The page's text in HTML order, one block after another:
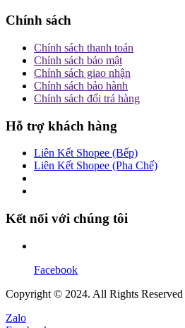
Chính sách
Chính sách thanh toán
Chính sách bảo mật
Chính sách giao nhận
Chính sách bảo hành
Chính sách đổi trả hàng
Hỗ trợ khách hàng
Liên Kết Shopee (Bếp)
Liên Kết Shopee (Pha Chế)
Kết nối với chúng tôi
Facebook
Copyright © 2024. All Rights Reserved
Zalo